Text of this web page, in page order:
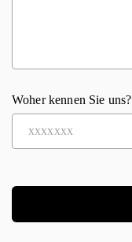
Woher kennen Sie uns?